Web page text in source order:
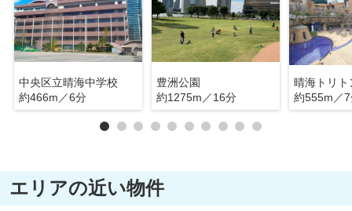
中央区立晴海中学校
約466m／6分
豊洲公園
約1275m／16分
晴海トリト
約555m／
エリアの近い物件